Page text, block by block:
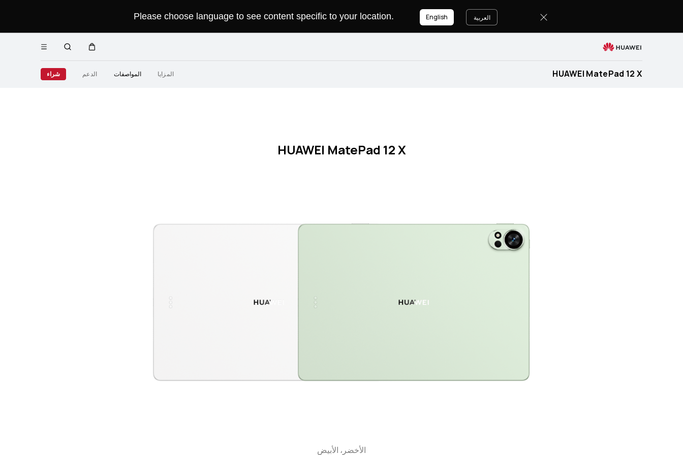
12
Please choose language to see content specific to your location. العربية English
عربة البحث
فتح
HUAWEI MatePad 12 X المزايا المواصفات الدعم شراء
HUAWEI MatePad 12 X
الأخضر، الأبيض